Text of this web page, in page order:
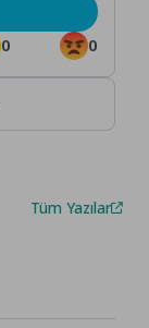
0 0
Tüm Yazılar